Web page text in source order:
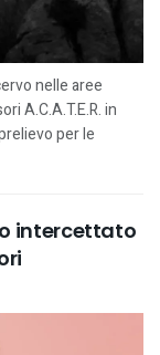
nelle aree
A.C.A.T.E.R. in
per le
intercettato